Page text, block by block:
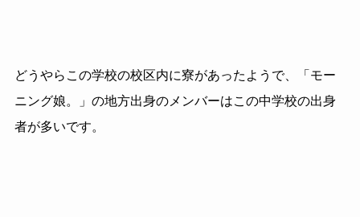
どうやらこの学校の校区内に寮があったようで、「モー
ニング娘。」の地方出身のメンバーはこの中学校の出身
者が多いです。